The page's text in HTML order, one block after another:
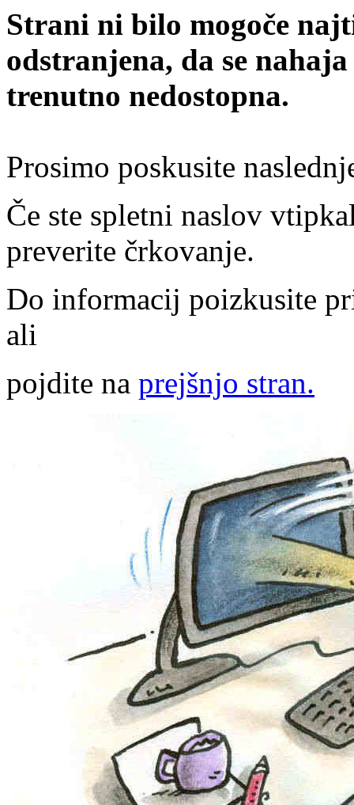
Strani ni bilo mogoče
odstranjena, da se
trenutno nedostopna.
Prosimo poskusite
Če ste spletni naslov
preverite črkovanje.
Do informacij poizkusite
ali
pojdite na prejšnjo stran.